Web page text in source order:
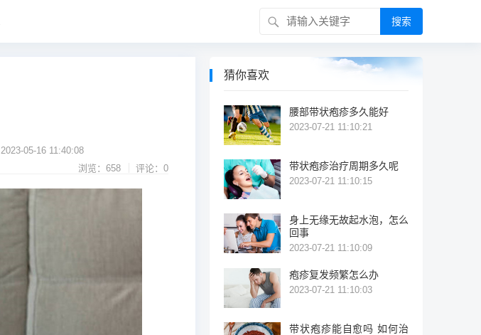
搜索
2023-05-16 11:40:08
浏览：658
评论：0
猜你喜欢
腰部带状疱疹多久能好
2023-07-21 11:10:21
带状疱疹治疗周期多久呢
2023-07-21 11:10:15
身上无缘无故起水泡，怎么
回事
2023-07-21 11:10:09
疱疹复发频繁怎么办
2023-07-21 11:10:03
带状疱疹能自愈吗 如何治